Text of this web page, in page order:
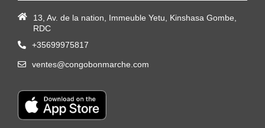
13, Av. de la nation, Immeuble Yetu, Kinshasa Gombe,
RDC
+35699975817
ventes@congobonmarche.com